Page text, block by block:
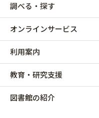
調べる・探す
オンラインサービス
利用案内
教育・研究支援
図書館の紹介